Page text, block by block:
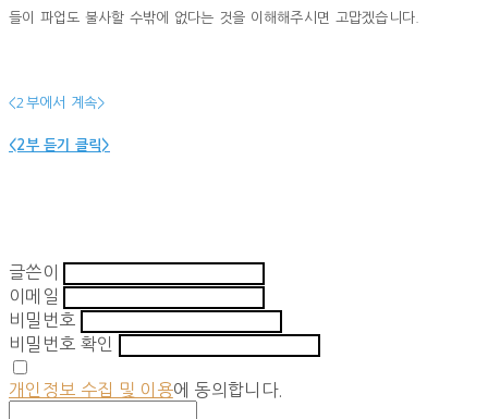
들이 파업도 불사할 수밖에 없다는 것을 이해해주시면 고맙겠습니다.
<2부에서 계속>
<2부 듣기 클릭>
글쓴이
이메일
비밀번호
비밀번호 확인
개인정보 수집 및 이용에 동의합니다.